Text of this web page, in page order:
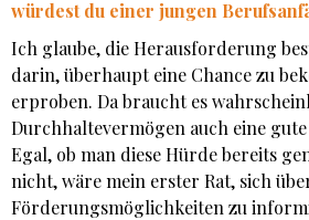
würdest du einer jungen
Ich glaube, die Herausforderung
darin, überhaupt eine Chance zu
erproben. Da braucht es
Durchhaltevermögen auch eine
Egal, ob man diese Hürde bereits
nicht, wäre mein erster Rat, sich
Förderungsmöglichkeiten zu